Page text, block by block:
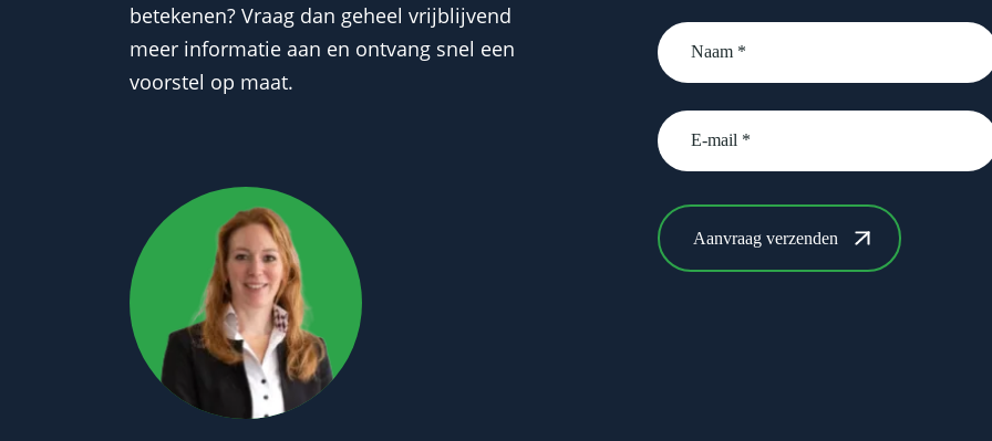
betekenen? Vraag dan geheel vrijblijvend
meer informatie aan en ontvang snel een
voorstel op maat.
Naam
*
email